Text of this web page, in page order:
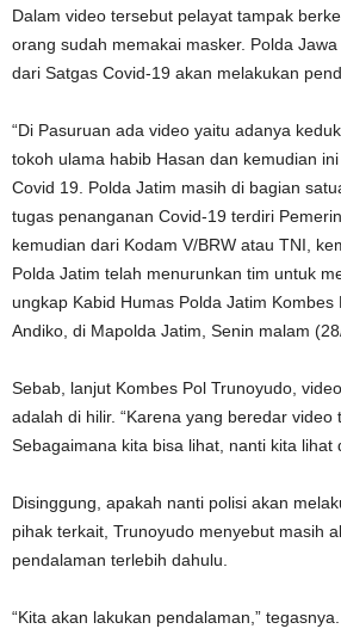
Dalam video tersebut pelayat tampak
orang sudah memakai masker. Polda
dari Satgas Covid-19 akan melakukan
“Di Pasuruan ada video yaitu adanya
tokoh ulama habib Hasan dan kemudian
Covid 19. Polda Jatim masih di bagian
tugas penanganan Covid-19 terdiri
kemudian dari Kodam V/BRW atau TNI,
Polda Jatim telah menurunkan tim untuk
ungkap Kabid Humas Polda Jatim Kombes
Andiko, di Mapolda Jatim, Senin malam
Sebab, lanjut Kombes Pol Trunoyudo,
adalah di hilir. “Karena yang beredar video
Sebagaimana kita bisa lihat, nanti kita lihat
Disinggung, apakah nanti polisi akan
pihak terkait, Trunoyudo menyebut masih
pendalaman terlebih dahulu.
“Kita akan lakukan pendalaman,”